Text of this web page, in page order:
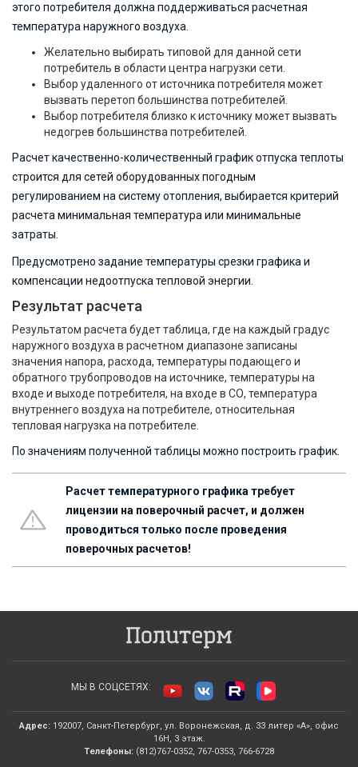
этого потребителя должна поддерживаться расчетная
температура наружного воздуха.
Желательно выбирать типовой для данной сети
потребитель в области центра нагрузки сети.
Выбор удаленного от источника потребителя может
вызвать перетоп большинства потребителей.
Выбор потребителя близко к источнику может вызвать
недогрев большинства потребителей.
Расчет качественно-количественный график отпуска теплоты
строится для сетей оборудованных погодным
регулированием на систему отопления, выбирается критерий
расчета минимальная температура или минимальные
затраты.
Предусмотрено задание температуры срезки графика и
компенсации недоотпуска тепловой энергии.
Результат расчета
Результатом расчета будет таблица, где на каждый градус
наружного воздуха в расчетном диапазоне записаны
значения напора, расхода, температуры подающего и
обратного трубопроводов на источнике, температуры на
входе и выходе потребителя, на входе в СО, температура
внутреннего воздуха на потребителе, относительная
тепловая нагрузка на потребителе.
По значениям полученной таблицы можно построить график.
Расчет температурного графика требует
лицензии на поверочный расчет, и должен
проводиться только после проведения
поверочных расчетов!
МЫ В СОЦСЕТЯХ:
Адрес: 192007, Санкт-Петербург, ул. Воронежская, д. 33 литер «А», офис
16Н, 3 этаж.
Телефоны: (812)767-0352, 767-0353, 766-6728